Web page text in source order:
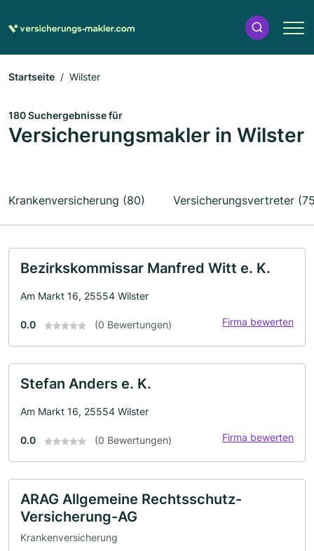
Startseite Wilster
180 Suchergebnisse für
Versicherungsmakler in Wilster
Krankenversicherung (80) Versicherungsvertreter
Bezirkskommissar Manfred Witt e. K.
Am Markt 16, 25554 Wilster
0.0 (0 Bewertungen) Firma bewerten
Stefan Anders e. K.
Am Markt 16, 25554 Wilster
0.0 (0 Bewertungen) Firma bewerten
ARAG Allgemeine Rechtsschutz-
Versicherung-AG
Krankenversicherung